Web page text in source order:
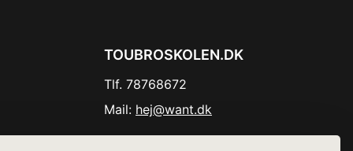
TOUBROSKOLEN.DK
Tlf. 78768672
Mail: hej@want.dk